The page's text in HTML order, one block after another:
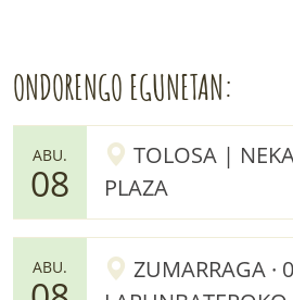
ONDORENGO EGUNETAN:
ABU.
08
TOLOSA |
PLAZA
ABU.
ZUMARRAGA ·